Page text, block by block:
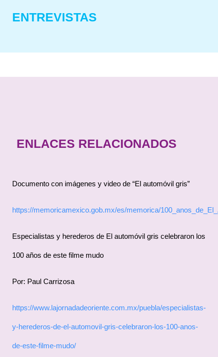
ENTREVISTAS
ENLACES RELACIONADOS
Documento con imágenes y video de “El automóvil gris”
https://memoricamexico.gob.mx/es/memorica/
Especialistas y herederos de El automóvil gris celebraron los
100 años de este filme mudo
Por: Paul Carrizosa
https://www.lajornadadeoriente.com.mx/puebla/especialistas-
y-herederos-de-el-automovil-gris-celebraron-los-100-anos-
de-este-filme-mudo/